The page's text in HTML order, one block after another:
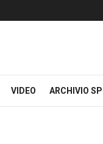
VIDEO ARCHIVIO